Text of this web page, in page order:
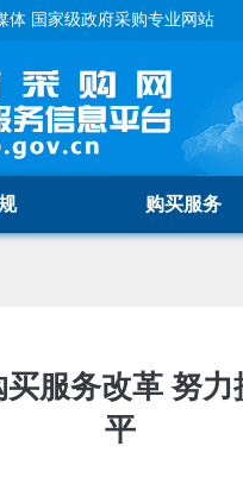
体 国家级政府采购专业网站
购买服务
服务改革 努
平